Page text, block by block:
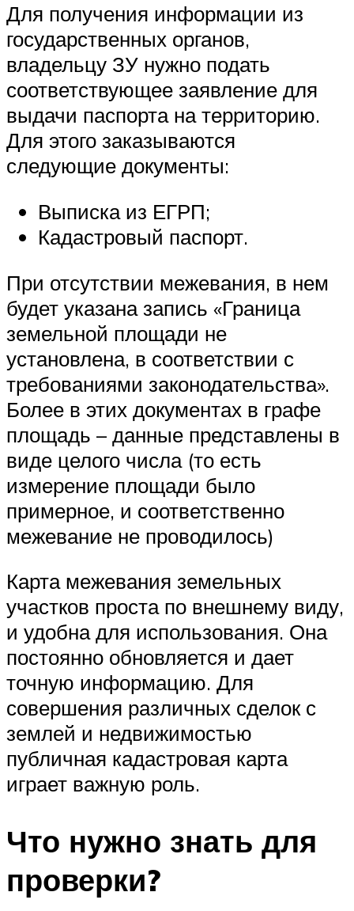
Для получения информации из
государственных органов,
владельцу ЗУ нужно подать
соответствующее заявление для
выдачи паспорта на территорию.
Для этого заказываются
следующие документы:
Выписка из ЕГРП;
Кадастровый паспорт.
При отсутствии межевания, в нем
будет указана запись «Граница
земельной площади не
установлена, в соответствии с
требованиями законодательства».
Более в этих документах в графе
площадь – данные представлены в
виде целого числа (то есть
измерение площади было
примерное, и соответственно
межевание не проводилось)
Карта межевания земельных
участков проста по внешнему виду,
и удобна для использования. Она
постоянно обновляется и дает
точную информацию. Для
совершения различных сделок с
землей и недвижимостью
публичная кадастровая карта
играет важную роль.
Что нужно знать для
проверки?